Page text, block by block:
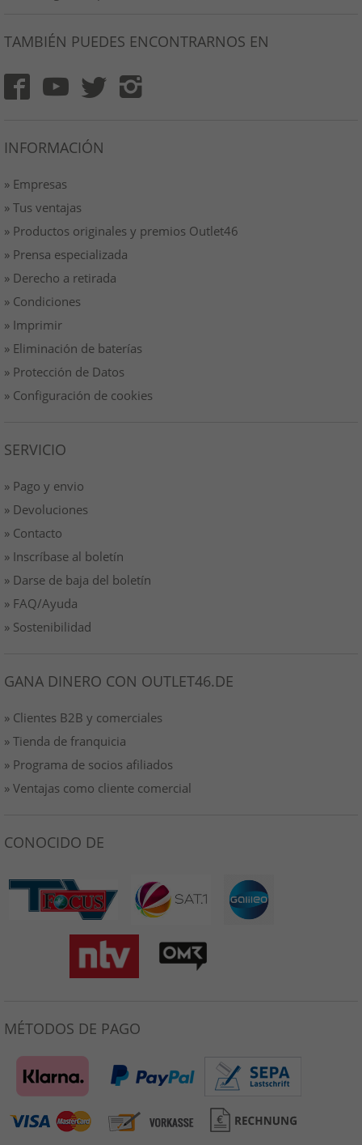
TAMBIÉN PUEDES ENCONTRARNOS EN
INFORMACIÓN
» Empresas
» Tus ventajas
» Productos originales y premios Outlet46
» Prensa especializada
» Derecho a retirada
» Condiciones
» Imprimir
» Eliminación de baterías
» Protección de Datos
» Configuración de cookies
SERVICIO
» Pago y envio
» Devoluciones
» Contacto
» Inscríbase al boletín
» Darse de baja del boletín
» FAQ/Ayuda
» Sostenibilidad
GANA DINERO CON OUTLET46.DE
» Clientes B2B y comerciales
» Tienda de franquicia
» Programa de socios afiliados
» Ventajas como cliente comercial
CONOCIDO DE
MÉTODOS DE PAGO